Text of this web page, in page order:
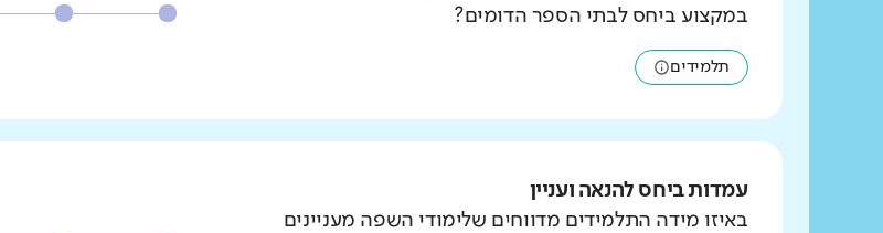
במקצוע ביחס לבתי הספר הדומים?
תלמידים
עמדות ביחס להנאה ועניין
באיזו מידה התלמידים מדווחים שלימודי השפה מעניינים